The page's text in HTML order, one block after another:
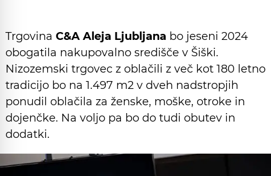
Trgovina C&A Aleja Ljubljana bo jeseni 2024
obogatila nakupovalno središče v Šiški.
Nizozemski trgovec z oblačili z več kot 180 letno
tradicijo bo na 1.497 m2 v dveh nadstropjih
ponudil oblačila za ženske, moške, otroke in
dojenčke. Na voljo pa bo do tudi obutev in
dodatki.